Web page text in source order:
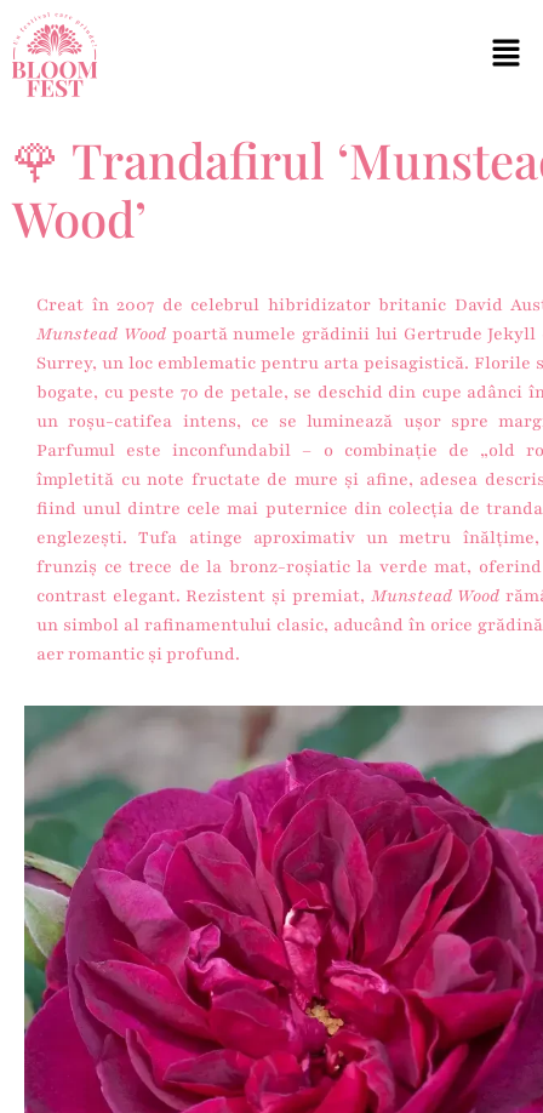
🌹 Trandafirul
Wood’
Creat în 2007 de celebrul hibridizator britanic David
Munstead Woodpoartă numele grădinii lui Gertrude Jekyll
Surrey, un loc emblematic pentru arta peisagistică. Florile
bogate, cu peste 70 de petale, se deschid din cupe adânci
un roșu-catifea intens, ce se luminează ușor spre
Parfumul este inconfundabil – o combinație de „old
împletită cu note fructate de mure și afine, adesea
fiind unul dintre cele mai puternice din colecția de
englezești. Tufa atinge aproximativ un metru
frunziș ce trece de la bronz-roșiatic la verde mat,
contrast elegant. Rezistent și premiat, Munstead Wood
un simbol al rafinamentului clasic, aducând în orice
aer romantic și profund.